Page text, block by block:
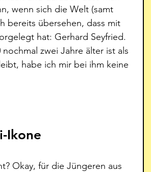
wenn sich die Welt (samt
bereits übersehen, dass mit
hat: Gerhard Seyfried.
zwei Jahre älter ist als
habe ich mir bei ihm keine
Ikone
Okay, für die Jüngeren aus